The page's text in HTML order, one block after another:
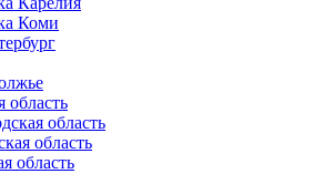
Коми
область
область
область
область